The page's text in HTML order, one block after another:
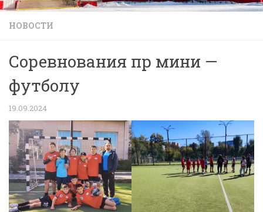
НОВОСТИ
Соревнования пр мини —
футболу
19.09.2024